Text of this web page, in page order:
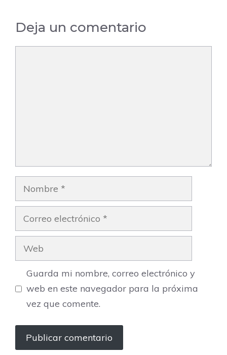
Deja un comentario
Nombre
Correo
electrónico
Web
Guarda mi nombre, correo electrónico y
web en este navegador para la próxima
vez que comente.